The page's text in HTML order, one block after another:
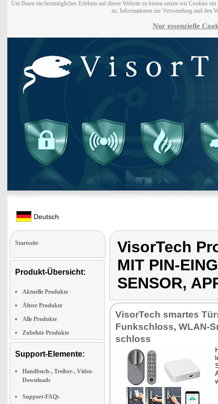
Um Ihnen ein bestmögliches Erlebnis auf dieser Website zu bieten setzen wir Cookies
zu. Informationen zur Verwendung und den
Nur essenzielle
Deutsch
Startseite
Produkt-Übersicht:
Aktuelle Produkte
Ältere Produkte
Alle Produkte
Zubehör Produkte
Support-Elemente:
Handbuch-, Treiber-, Video-
Downloads
Support-FAQs
VisorTech
MIT PIN-
SENSOR,
Vi­sor­Tech smar­tes
Funk­schloss, WLAN-
schloss